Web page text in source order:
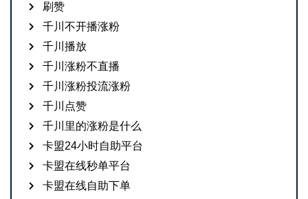
刷赞
千川不开播涨粉
千川播放
千川涨粉不直播
千川涨粉投流涨粉
千川点赞
千川里的涨粉是什么
卡盟24小时自助平台
卡盟在线秒单平台
卡盟在线自助下单